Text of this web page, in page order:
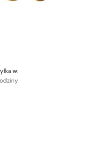
w:
płatności